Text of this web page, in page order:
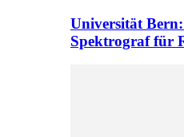
Universität
Spektrograf für